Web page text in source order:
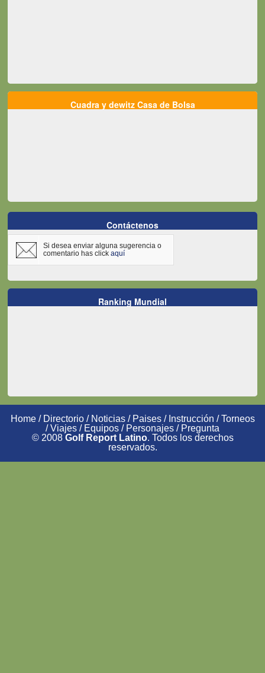
Cuadra y dewitz Casa de Bolsa
Contáctenos
Si desea enviar alguna sugerencia o
comentario has clickaquí
Ranking Mundial
Home/ Directorio/ Noticias/ Paises/ Instrucción /Torneos
/Viajes / Equipos / Personajes / Pregunta
© 2008 Golf Report Latino. Todos los derechos
reservados.